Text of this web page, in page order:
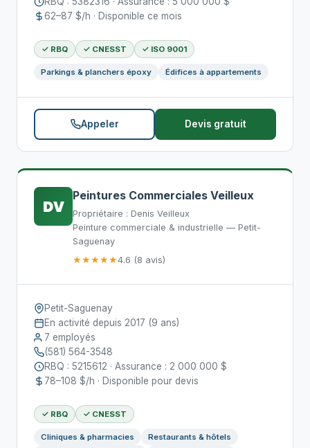
62–87 $/h · Disponible ce mois
✓ RBQ ✓ CNESST ✓ ISO 9001
Parkings & planchers époxy Édifices à appartements
Appeler Devis gratuit
DV
Peintures Commerciales Veilleux
Propriétaire : Denis Veilleux
Peinture commerciale & industrielle — Petit-
Saguenay
★★★★★4.6 (8 avis)
Petit-Saguenay
En activité depuis 2017 (9 ans)
7 employés
(581) 564-3548
RBQ : 5215612 · Assurance : 2 000 000 $
78–108 $/h · Disponible pour devis
✓ RBQ ✓ CNESST
Cliniques & pharmacies
Restaurants & hôtels